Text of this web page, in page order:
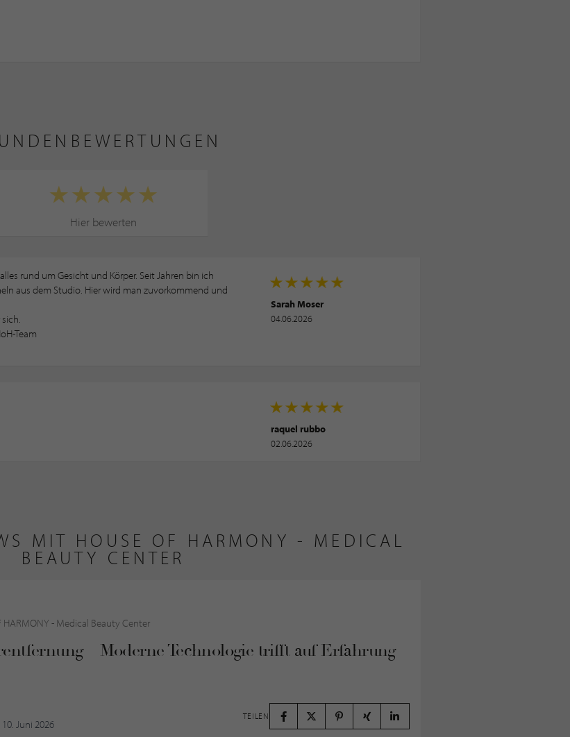
Hier bewerten
rund um Gesicht und Körper. Seit Jahren bin ich
aus dem Studio. Hier wird man zuvorkommend und
Team
Sarah Moser
04.06.2026
raquel rubbo
02.06.2026
MIT HOUSE OF HARMONY - MEDICAL
BEAUTY CENTER
HARMONY - Medical Beauty Center
– Moderne Technologie trifft auf Erfahrung
10. Juni 2026
TEILEN